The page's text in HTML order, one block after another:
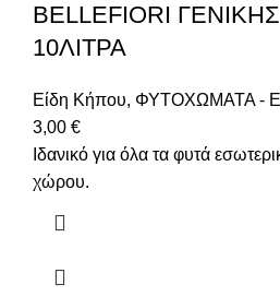
BELLEFIORI
10ΛΙΤΡΑ
Είδη Κήπου, ΦΥΤΟΧΩΜΑΤΑ -
3,00 €
Ιδανικό για όλα τα φυτά
χώρου.